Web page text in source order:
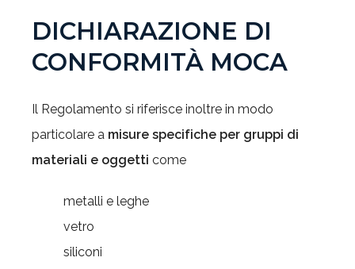
DICHIARAZIONE DI
CONFORMITÀ MOCA
Il Regolamento si riferisce inoltre in modo
particolare a misure specifiche per gruppi di
materiali e oggetti come
metalli e leghe
vetro
siliconi